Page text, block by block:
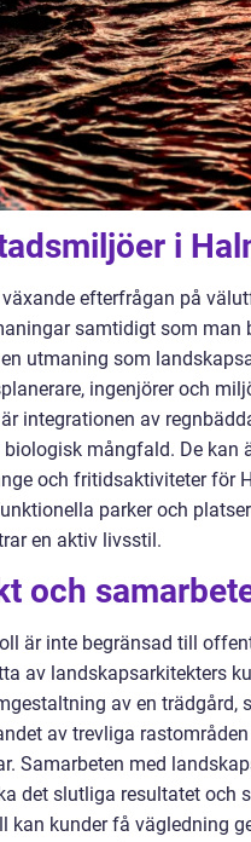
i
efterfrågan på
samtidigt som man
utmaning som
ingenjörer och
integrationen av
mångfald. De kan
och fritidsaktiviteter för
parker och
en aktiv livsstil.
och
är inte begränsad till
av landskapsarkitekters
av en
av trevliga
Samarbeten med
det slutliga resultatet och
kan kunder få vägledning